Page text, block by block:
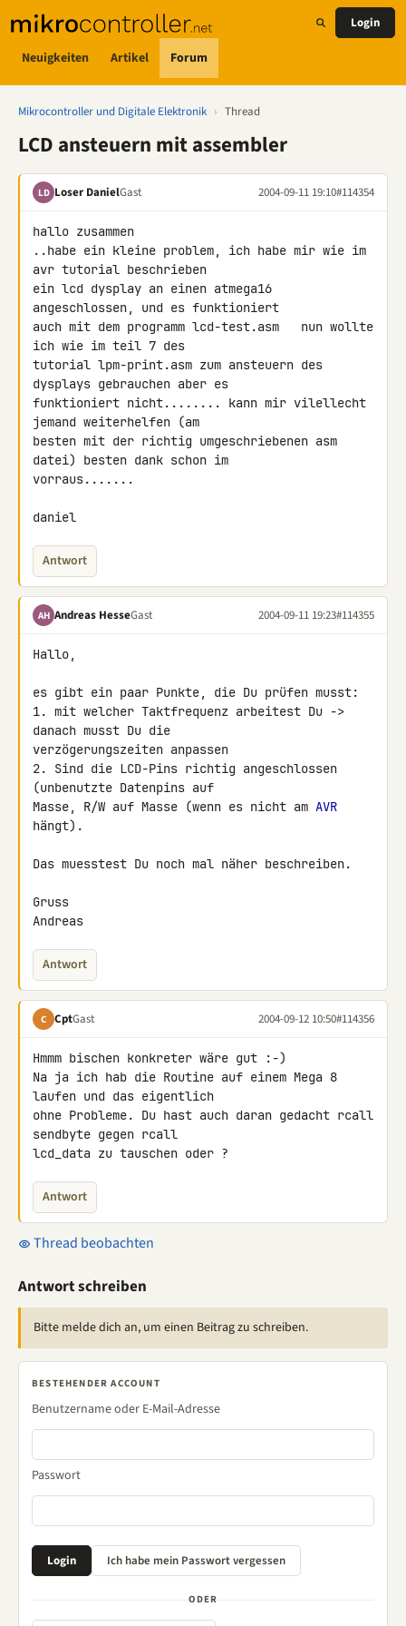
Neuigkeiten Artikel Forum
Login
Mikrocontroller und Digitale Elektronik › Thread
LCD ansteuern mit assembler
LD Loser DanielGast 2004-09-11 19:10#114354
hallo zusammen
..habe ein kleine problem, ich habe mir wie im
avr tutorial beschrieben
ein lcd dysplay an einen atmega16
angeschlossen, und es funktioniert
auch mit dem programm lcd-test.asm   nun wollte
ich wie im teil 7 des
tutorial lpm-print.asm zum ansteuern des
dysplays gebrauchen aber es
funktioniert nicht........ kann mir vilellecht
jemand weiterhelfen (am
besten mit der richtig umgeschriebenen asm
datei) besten dank schon im
vorraus.......
daniel
Antwort
AH Andreas HesseGast 2004-09-11 19:23#114355
Hallo,
es gibt ein paar Punkte, die Du prüfen musst:
1. mit welcher Taktfrequenz arbeitest Du ->
danach musst Du die
verzögerungszeiten anpassen
2. Sind die LCD-Pins richtig angeschlossen
(unbenutzte Datenpins auf
Masse, R/W auf Masse (wenn es nicht am AVR
hängt).
Das muesstest Du noch mal näher beschreiben.
Gruss
Andreas
Antwort
C CptGast 2004-09-12 10:50#114356
Hmmm bischen konkreter wäre gut :-)
Na ja ich hab die Routine auf einem Mega 8
laufen und das eigentlich
ohne Probleme. Du hast auch daran gedacht rcall
sendbyte gegen rcall
lcd_data zu tauschen oder ?
Antwort
Thread beobachten
Antwort schreiben
Bitte melde dich an, um einen Beitrag zu schreiben.
BESTEHENDER ACCOUNT
Benutzername oder E-Mail-Adresse
Passwort
ODER